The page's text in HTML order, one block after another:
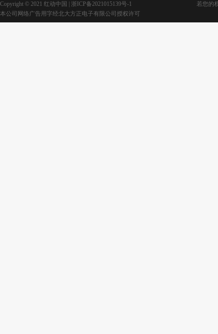
Copyright © 2021 红动中国 | 浙ICP备2021015139号-1
若您的
本公司网络广告用字经北大方正电子有限公司授权许可